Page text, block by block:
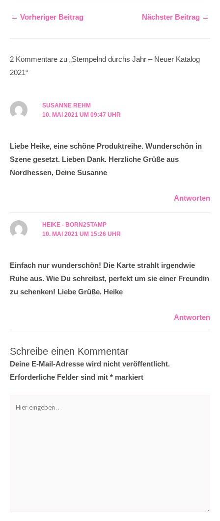
b
k
a
e
s
← Vorheriger Beitrag Nächster Beitrag →
2 Kommentare zu „Stempelnd durchs Jahr – Neuer Katalog
2021“
SUSANNE REHM
10. MAI 2021 UM 09:47 UHR
Liebe Heike, eine schöne Produktreihe. Wunderschön in
Szene gesetzt. Lieben Dank. Herzliche Grüße aus
Nordhessen, Deine Susanne
Antworten
HEIKE - BORN2STAMP
10. MAI 2021 UM 15:26 UHR
Einfach nur wunderschön! Die Karte strahlt irgendwie
Ruhe aus. Wie Du schreibst, perfekt um sie einer Freundin
zu schenken! Liebe Grüße, Heike
Antworten
Schreibe einen Kommentar
Deine E-Mail-Adresse wird nicht veröffentlicht.
Erforderliche Felder sind mit * markiert
eingeben…